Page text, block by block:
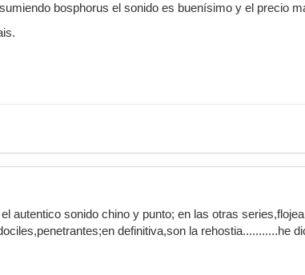
bosphorus el sonido es buenísimo y el precio
autentico sonido chino y punto; en las otras
definitiva,son la rehostia...........he